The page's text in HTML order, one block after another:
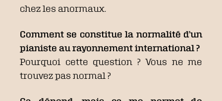
chez les anormaux.
Comment se constitue la normalité d’un
pianiste au rayonnement international ?
Pourquoi cette question ? Vous ne me
trouvez pas normal ?